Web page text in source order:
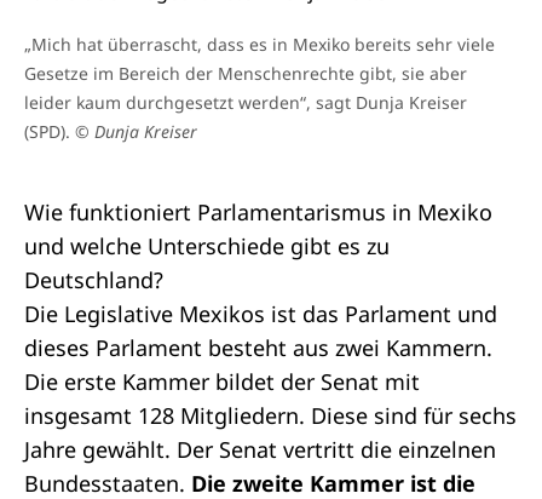
„Mich hat überrascht, dass es in Mexiko bereits sehr viele
Gesetze im Bereich der Menschenrechte gibt, sie aber
leider kaum durchgesetzt werden“, sagt Dunja Kreiser
(SPD). © Dunja Kreiser
Wie funktioniert Parlamentarismus in Mexiko
und welche Unterschiede gibt es zu
Deutschland?
Die Legislative Mexikos ist das Parlament und
dieses Parlament besteht aus zwei Kammern.
Die erste Kammer bildet der Senat mit
insgesamt 128 Mitgliedern. Diese sind für sechs
Jahre gewählt. Der Senat vertritt die einzelnen
Bundesstaaten. Die zweite Kammer ist die